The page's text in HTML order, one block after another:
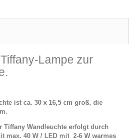
Lampe zur
ist ca. 30 x 16,5 cm groß, die
Tiffany Wandleuchte erfolgt durch
max. 40 W / LED mit 2-6 W warmes